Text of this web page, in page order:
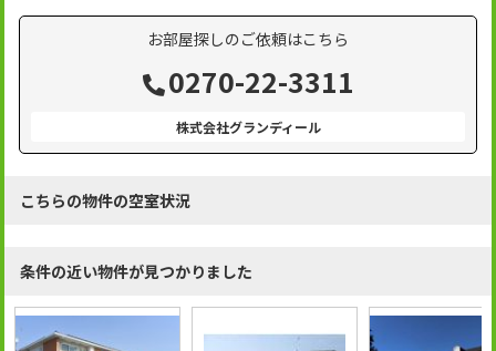
お部屋探しのご依頼はこちら
0270-22-3311
株式会社グランディール
こちらの物件の空室状況
条件の近い物件が見つかりました